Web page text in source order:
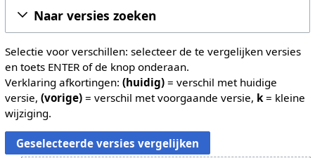
Naar versies zoeken
Selectie voor verschillen: selecteer de te vergelijken versies
en toets ENTER of de knop onderaan.
Verklaring afkortingen: (huidig)= verschil met huidige
versie, (vorige)= verschil met voorgaande versie, k= kleine
wijziging.